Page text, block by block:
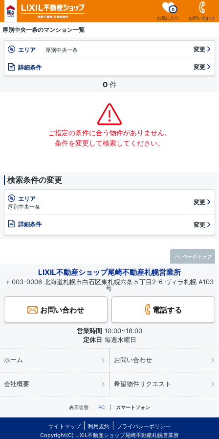
お気に入り
0
お問い合わせ
厚別中央一条のマンション一覧
エリア 厚別中央一条 変更
詳細条件 変更
0 件
ご指定の条件に合う物件がありません。
条件を変更して検索してください。
検索条件の変更
エリア
厚別中央一条
変更
詳細条件 変更
LIXIL不動産ショップ尾崎不動産札幌営業所
〒003-0006 北海道札幌市白石区東札幌六条５丁目2-6 ヴィラ札幌 A103
号
お問い合わせ 電話する
営業時間 10:00~18:00
定休日 毎週水曜日
ホーム お問い合わせ
会社概要 希望物件リクエスト
表示切替： PC スマートフォン
サイトマップ 利用規約
プライバシーポリシー
Copyright(C) LIXIL不動産ショップ尾崎不動産札幌営業所
ページトップ